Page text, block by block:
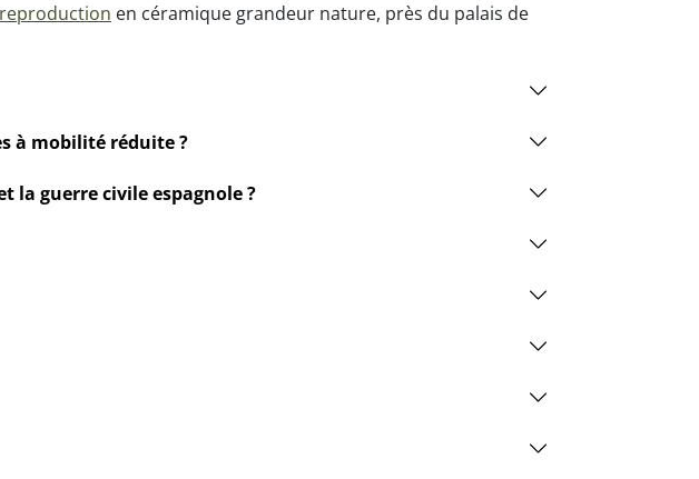
reproduction en céramique grandeur nature, près du palais de
à mobilité réduite ?
la guerre civile espagnole ?